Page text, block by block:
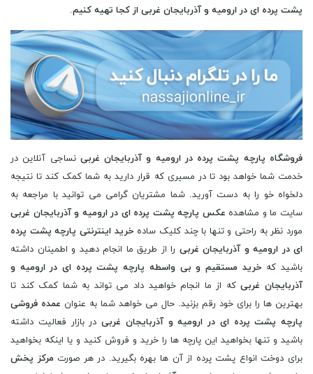
پشت پرده ای در ارومیه و آذربایجان غربی از کجا تهیه کنیم.
فروشگاه پارچه پشت پرده در ارومیه و آذربایجان غربینساجی آنلاین در
خدمت شما خواهد بود تا در مسیری که قرار دارید به شما کمک کند تا نتیجه
دلخواه خو را به دست آورید. شما مشتریان گرامی می توانید با مراجعه به
سایت ما و مشاهده عکس پارچه پشت پرده ای در ارومیه و آذربایجان غربی
مورد نظر به راحتی و تنها با چند کلیک ساده خرید اینترنتی پارچه پشت پرده
ای در ارومیه و آذربایجان غربی را از طریق ما انجام دهید و اطمینان داشته
باشید که خرید مستقیم و بی واسطه پارچه پشت پرده ای در ارومیه و
آذربایجان غربیکه از ما انجام خواهید داد می تواند به شما کمک کند تا
بهترین ها را برای خود رقم بزنید. حال می خواهد شما به عنوان عمده فروشی
پارچه پشت پرده ای در ارومیه و آذربایجان غربی در بازار فعالیت داشته
باشید و تنها بخواهید این پارچه ها را خرید و فروش کنید و یا اینکه بخواهید
برای دوخت انواع پشت پرده از آن ها بهره بگیرید. در هر صورت مرکز پخش